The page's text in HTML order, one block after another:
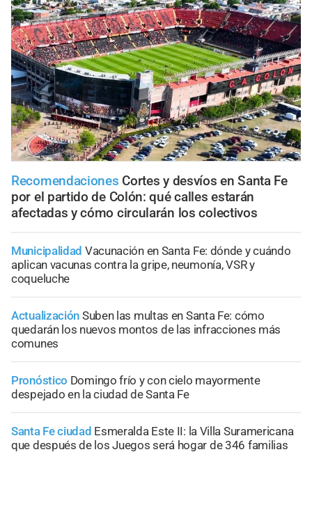
Recomendaciones Cortes y desvíos en Santa Fe
por el partido de Colón: qué calles estarán
afectadas y cómo circularán los colectivos
Municipalidad Vacunación en Santa Fe: dónde y cuándo
aplican vacunas contra la gripe, neumonía, VSR y
coqueluche
Actualización Suben las multas en Santa Fe: cómo
quedarán los nuevos montos de las infracciones más
comunes
Pronóstico Domingo frío y con cielo mayormente
despejado en la ciudad de Santa Fe
Santa Fe ciudad Esmeralda Este II: la Villa Suramericana
que después de los Juegos será hogar de 346 familias